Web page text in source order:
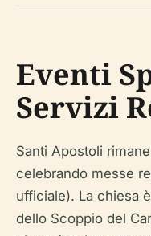
Eventi
Servizi
Santi Apostoli
celebrando messe
ufficiale). La chiesa
dello Scoppio del